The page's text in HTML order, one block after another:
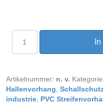
PVC
Streifenvorhang
Transparent
1,25
m
Artikelnummer: n. v.
Hallenvorhang
industrie PVC